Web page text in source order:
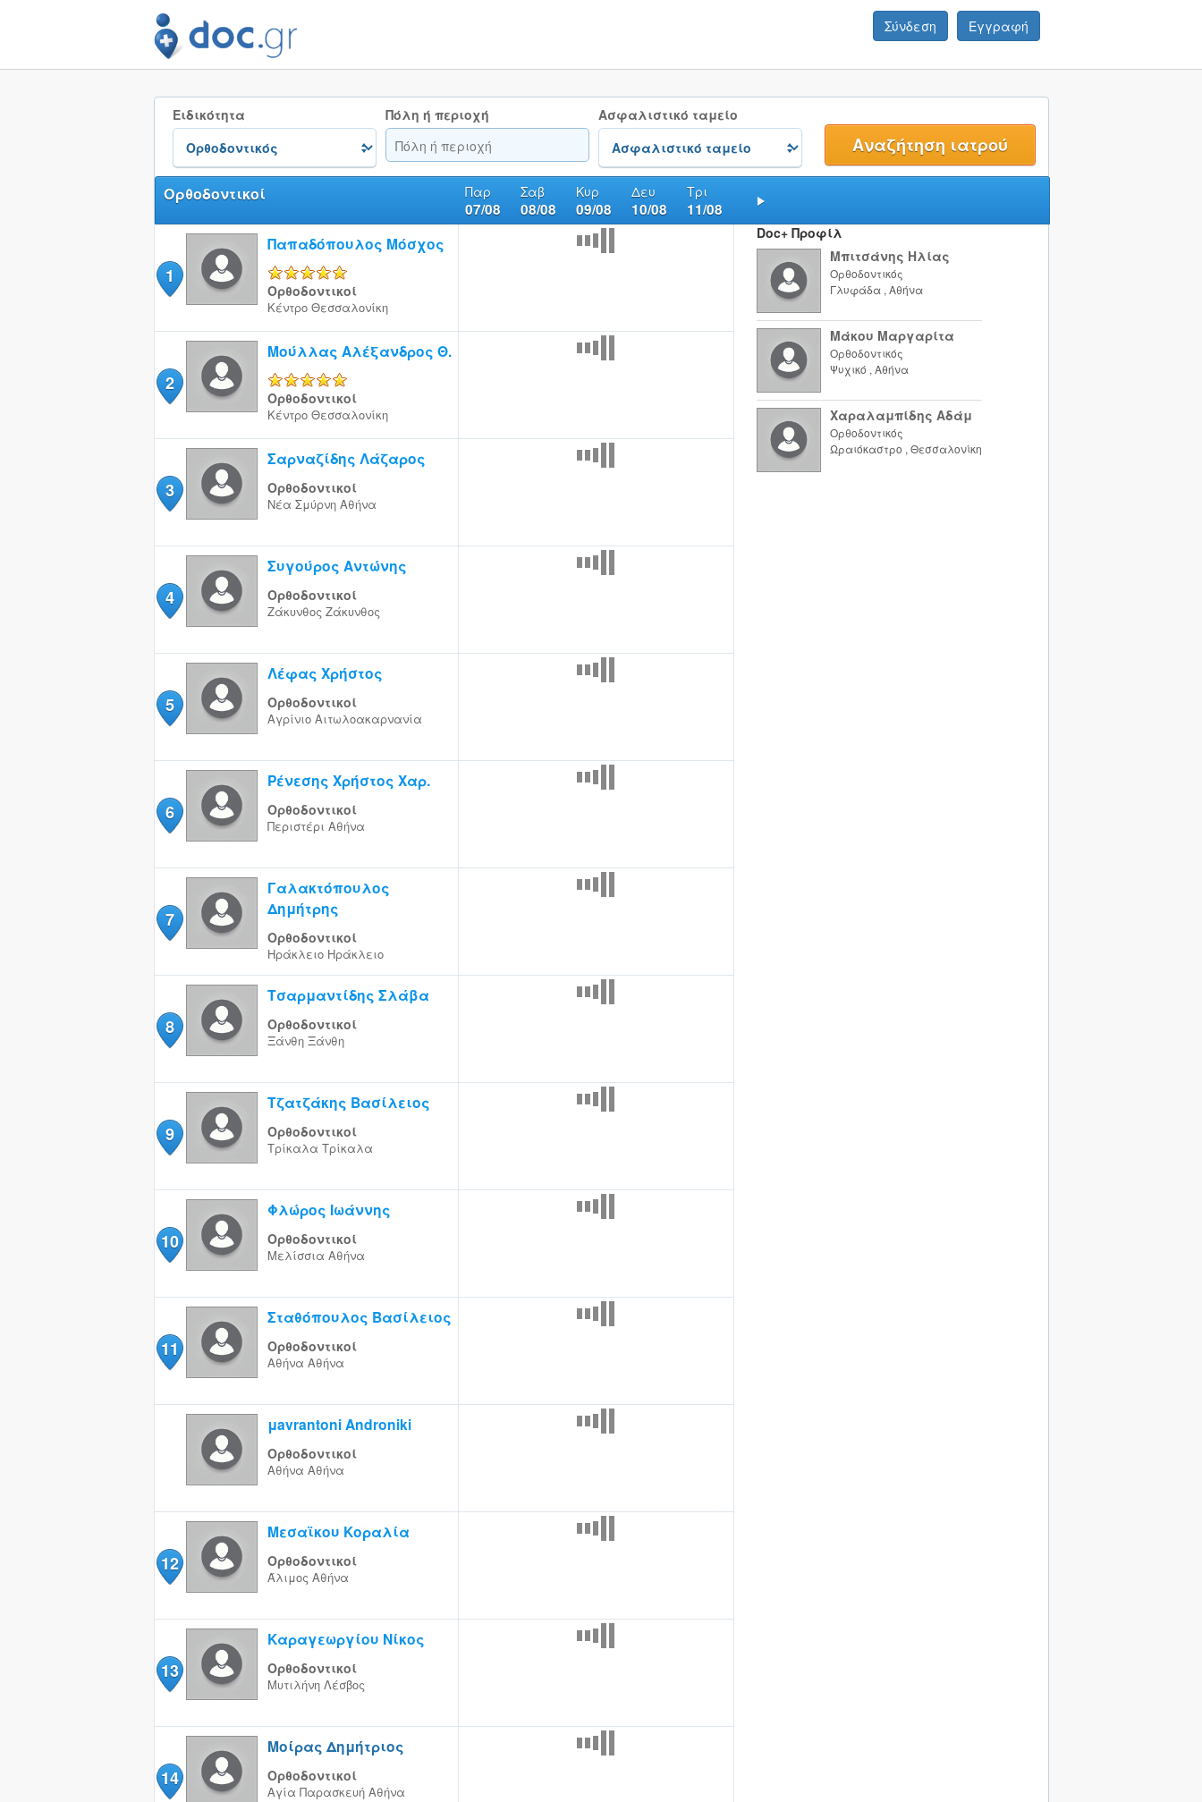
Σύνδεση Εγγραφή
Ειδικότητα Πόλη ή περιοχή Ασφαλιστικό ταμείο
Παρ
07/08
Σαβ
08/08
Κυρ
09/08
Δευ
10/08
Τρι
11/08
Ορθοδοντικοί
1
Παπαδόπουλος Μόσχος
Ορθοδοντικοί
Κέντρο Θεσσαλονίκη
2
Μούλλας Αλέξανδρος Θ.
Ορθοδοντικοί
Κέντρο Θεσσαλονίκη
3
Σαρναζίδης Λάζαρος
Ορθοδοντικοί
Νέα Σμύρνη Αθήνα
4
Συγούρος Αντώνης
Ορθοδοντικοί
Ζάκυνθος Ζάκυνθος
5
Λέφας Χρήστος
Ορθοδοντικοί
Αγρίνιο Αιτωλοακαρνανία
6
Ρένεσης Χρήστος Χαρ.
Ορθοδοντικοί
Περιστέρι Αθήνα
7
Γαλακτόπουλος
Δημήτρης
Ορθοδοντικοί
Ηράκλειο Ηράκλειο
8
Τσαρμαντίδης Σλάβα
Ορθοδοντικοί
Ξάνθη Ξάνθη
9
Τζατζάκης Βασίλειος
Ορθοδοντικοί
Τρίκαλα Τρίκαλα
10
Φλώρος Ιωάννης
Ορθοδοντικοί
Μελίσσια Αθήνα
11
Σταθόπουλος Βασίλειος
Ορθοδοντικοί
Αθήνα Αθήνα
μavrantoni Androniki
Ορθοδοντικοί
Αθήνα Αθήνα
12
Μεσαϊκου Κοραλία
Ορθοδοντικοί
Άλιμος Αθήνα
13
Καραγεωργίου Νίκος
Ορθοδοντικοί
Μυτιλήνη Λέσβος
14
Μοίρας Δημήτριος
Ορθοδοντικοί
Αγία Παρασκευή Αθήνα
Doc+ Προφίλ
Μπιτσάνης Ηλίας
Ορθοδοντικός
Γλυφάδα , Αθήνα
Μάκου Μαργαρίτα
Ορθοδοντικός
Ψυχικό , Αθήνα
Χαραλαμπίδης Αδάμ
Ορθοδοντικός
Ωραιόκαστρο , Θεσσαλονίκη